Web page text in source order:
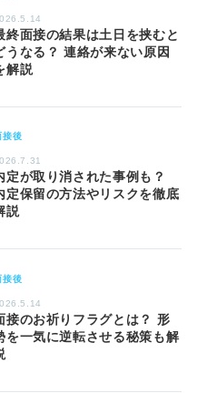
終面接の結果は土日を挟むと
うなる？ 連絡が来ない原因
解説
接後
定が取り消された事例も？
定保留の方法やリスクを徹底
説
接後
接のお祈りフラグとは？ 形
を一気に逆転させる秘策も解